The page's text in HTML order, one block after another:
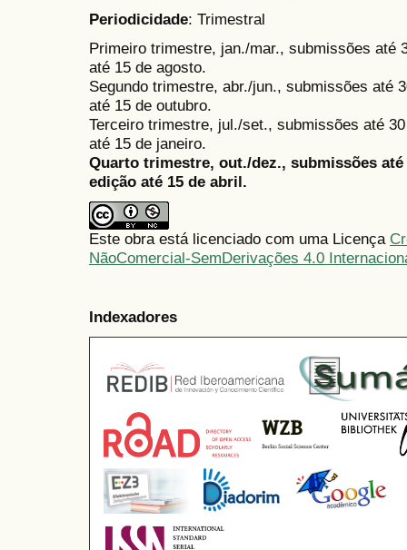
Periodicidade: Trimestral
Primeiro trimestre, jan./mar., submissões até
até 15 de agosto.
Segundo trimestre, abr./jun., submissões até
até 15 de outubro.
Terceiro trimestre, jul./set., submissões até
até 15 de janeiro.
Quarto trimestre, out./dez., submissões
edição até 15 de abril.
Este obra está licenciado com uma Licença
NãoComercial-SemDerivações 4.0
Indexadores